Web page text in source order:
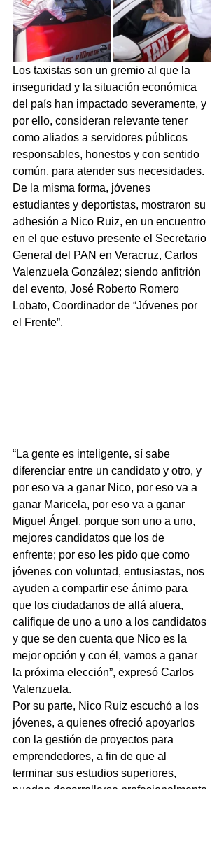
Los taxistas son un gremio al que la
inseguridad y la situación económica
del país han impactado severamente, y
por ello, consideran relevante tener
como aliados a servidores públicos
responsables, honestos y con sentido
común, para atender sus necesidades.
De la misma forma, jóvenes
estudiantes y deportistas, mostraron su
adhesión a Nico Ruiz, en un encuentro
en el que estuvo presente el Secretario
General del PAN en Veracruz, Carlos
Valenzuela González; siendo anfitrión
del evento, José Roberto Romero
Lobato, Coordinador de “Jóvenes por
el Frente”.
“La gente es inteligente, sí sabe
diferenciar entre un candidato y otro, y
por eso va a ganar Nico, por eso va a
ganar Maricela, por eso va a ganar
Miguel Ángel, porque son uno a uno,
mejores candidatos que los de
enfrente; por eso les pido que como
jóvenes con voluntad, entusiastas, nos
ayuden a compartir ese ánimo para
que los ciudadanos de allá afuera,
califique de uno a uno a los candidatos
y que se den cuenta que Nico es la
mejor opción y con él, vamos a ganar
la próxima elección”, expresó Carlos
Valenzuela.
Por su parte, Nico Ruiz escuchó a los
jóvenes, a quienes ofreció apoyarlos
con la gestión de proyectos para
emprendedores, a fin de que al
terminar sus estudios superiores,
puedan desarrollarse profesionalmente.